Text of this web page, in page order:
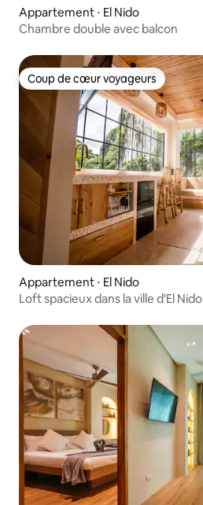
Appartement ⋅ El Nido
Chambre double avec balcon
Coup de cœur voyageurs
Coup de cœur voyageurs
Appartement ⋅ El Nido
Loft spacieux dans la ville d'El Nido